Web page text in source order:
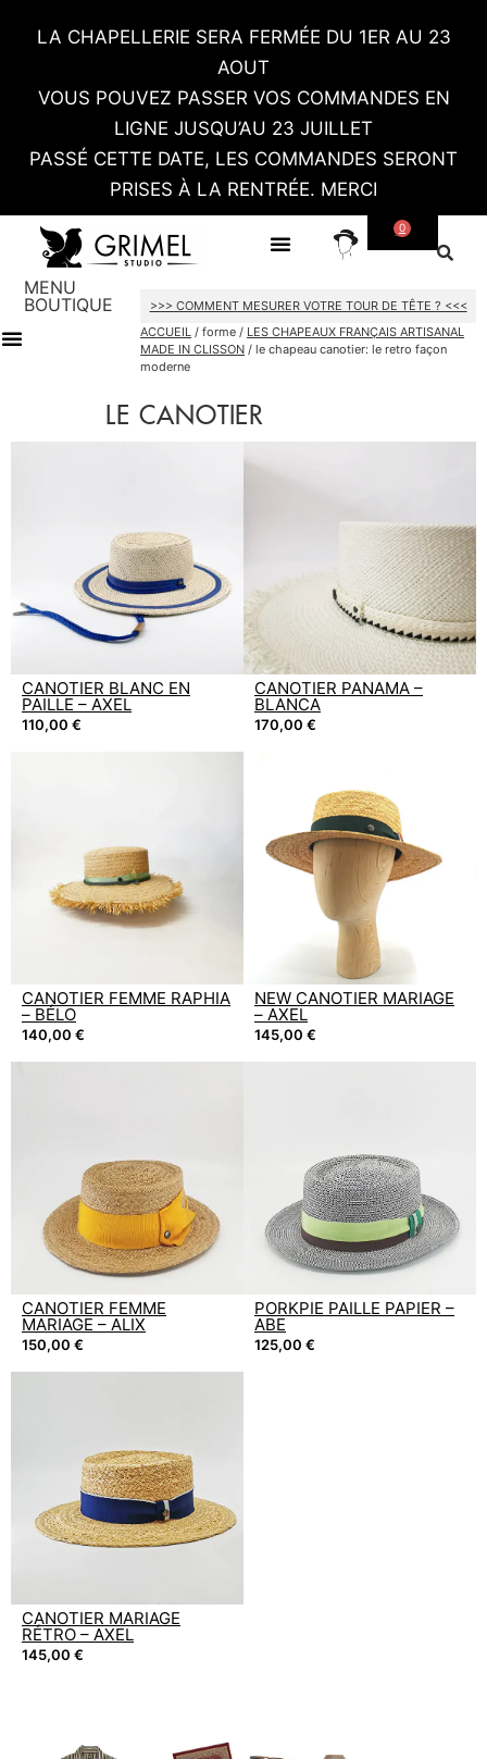
LA CHAPELLERIE SERA FERMÉE DU 1ER AU 23
AOUT
VOUS POUVEZ PASSER VOS COMMANDES EN
LIGNE JUSQU’AU 23 JUILLET
PASSÉ CETTE DATE, LES COMMANDES SERONT
PRISES À LA RENTRÉE. MERCI
0
MENU
BOUTIQUE
>>> COMMENT MESURER VOTRE TOUR DE TÊTE ? <<<
ACCUEIL / forme / LES CHAPEAUX FRANÇAIS ARTISANAL
MADE IN CLISSON / le chapeau canotier: le retro façon
moderne
LE CANOTIER
CANOTIER BLANC EN
PAILLE – AXEL
110,00 €
CANOTIER PANAMA –
BLANCA
170,00 €
CANOTIER FEMME RAPHIA
– BÉLO
140,00 €
NEW CANOTIER MARIAGE
– AXEL
145,00 €
CANOTIER FEMME
MARIAGE – ALIX
150,00 €
PORKPIE PAILLE PAPIER –
ABE
125,00 €
CANOTIER MARIAGE
RÉTRO – AXEL
145,00 €